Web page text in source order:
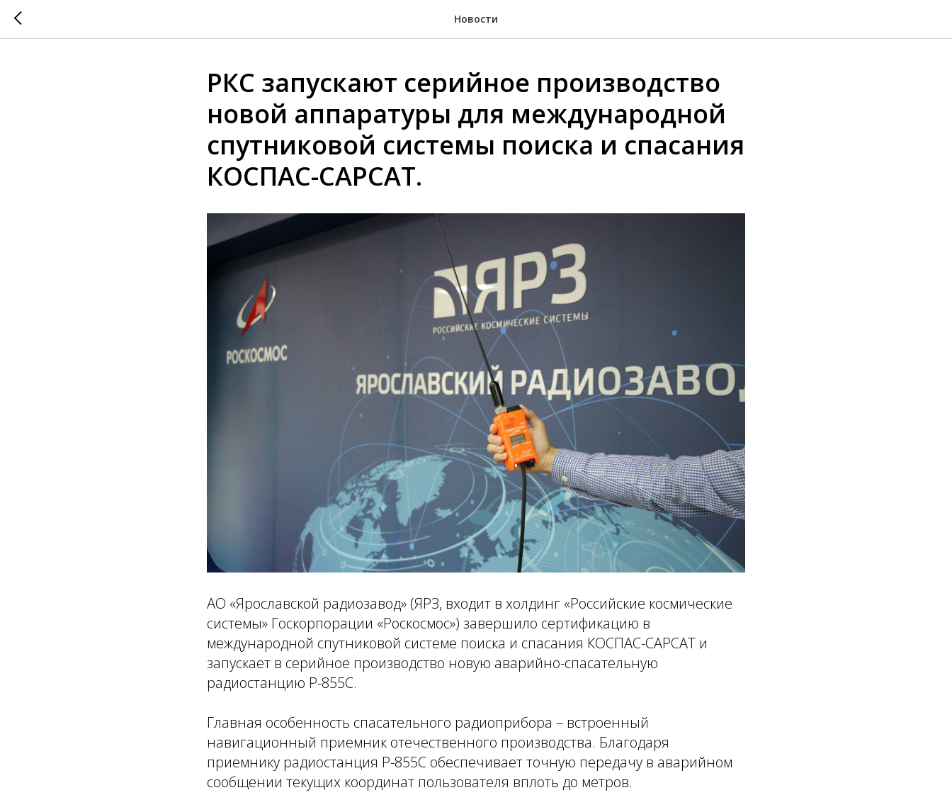
Новости
РКС запускают серийное производство
новой аппаратуры для международной
спутниковой системы поиска и спасания
КОСПАС-САРСАТ.
АО «Ярославской радиозавод» (ЯРЗ, входит в холдинг «Российские космические
системы» Госкорпорации «Роскосмос») завершило сертификацию в
международной спутниковой системе поиска и спасания КОСПАС-САРСАТ и
запускает в серийное производство новую аварийно-спасательную
радиостанцию Р-855С.
Главная особенность спасательного радиоприбора – встроенный
навигационный приемник отечественного производства. Благодаря
приемнику радиостанция Р-855С обеспечивает точную передачу в аварийном
сообщении текущих координат пользователя вплоть до метров.